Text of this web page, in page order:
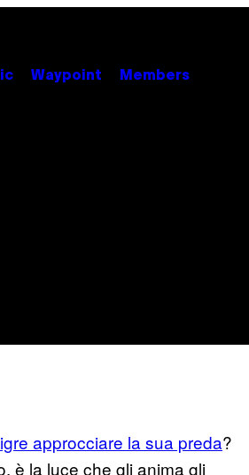
Waypoint Members
approcciare la sua preda?
è la luce che gli anima gli